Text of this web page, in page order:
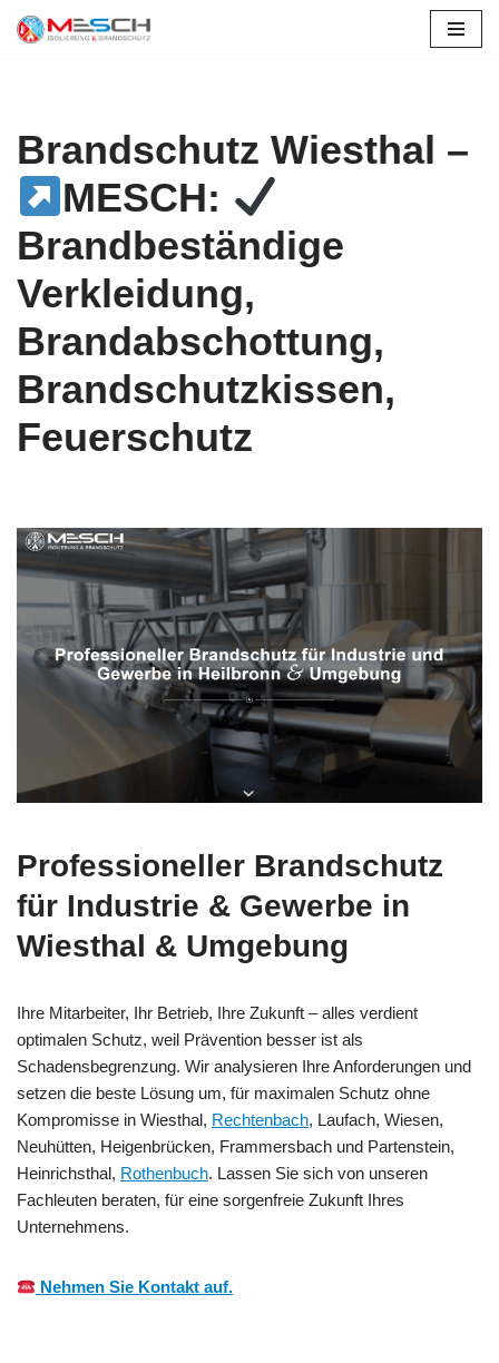
Brandschutz Wiesthal –
MESCH:
Brandbeständige
Verkleidung,
Brandabschottung,
Brandschutzkissen,
Feuerschutz
Professioneller Brandschutz
für Industrie & Gewerbe in
Wiesthal & Umgebung
Ihre Mitarbeiter, Ihr Betrieb, Ihre Zukunft – alles verdient
optimalen Schutz, weil Prävention besser ist als
Schadensbegrenzung. Wir analysieren Ihre Anforderungen und
setzen die beste Lösung um, für maximalen Schutz ohne
Kompromisse in Wiesthal, Rechtenbach, Laufach, Wiesen,
Neuhütten, Heigenbrücken, Frammersbach und Partenstein,
Heinrichsthal, Rothenbuch. Lassen Sie sich von unseren
Fachleuten beraten, für eine sorgenfreie Zukunft Ihres
Unternehmens.
Nehmen Sie Kontakt auf.